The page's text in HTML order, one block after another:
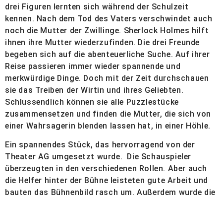
drei Figuren lernten sich während der Schulzeit
kennen. Nach dem Tod des Vaters verschwindet auch
noch die Mutter der Zwillinge. Sherlock Holmes hilft
ihnen ihre Mutter wiederzufinden. Die drei Freunde
begeben sich auf die abenteuerliche Suche. Auf ihrer
Reise passieren immer wieder spannende und
merkwürdige Dinge. Doch mit der Zeit durchschauen
sie das Treiben der Wirtin und ihres Geliebten.
Schlussendlich können sie alle Puzzlestücke
zusammensetzen und finden die Mutter, die sich von
einer Wahrsagerin blenden lassen hat, in einer Höhle.
Ein spannendes Stück, das hervorragend von der
Theater AG umgesetzt wurde. Die Schauspieler
überzeugten in den verschiedenen Rollen. Aber auch
die Helfer hinter der Bühne leisteten gute Arbeit und
bauten das Bühnenbild rasch um. Außerdem wurde die